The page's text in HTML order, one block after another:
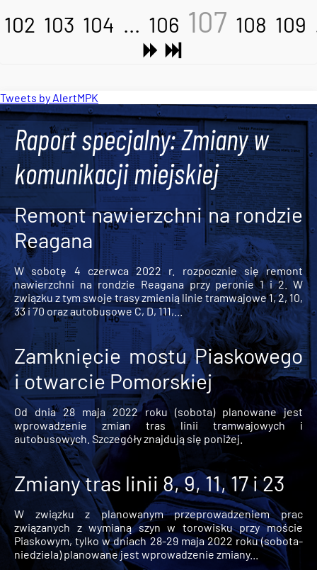
102 103 104 ... 106 107 108 109
Tweets by AlertMPK
Raport specjalny: Zmiany w
komunikacji miejskiej
Remont nawierzchni na rondzie
Reagana
W sobotę 4 czerwca 2022 r. rozpocznie się remont
nawierzchni na rondzie Reagana przy peronie 1 i 2. W
związku z tym swoje trasy zmienią linie tramwajowe 1, 2, 10,
33 i 70 oraz autobusowe C, D, 111,...
Zamknięcie mostu Piaskowego
i otwarcie Pomorskiej
Od dnia 28 maja 2022 roku (sobota) planowane jest
wprowadzenie zmian tras linii tramwajowych i
autobusowych. Szczegóły znajdują się poniżej.
Zmiany tras linii 8, 9, 11, 17 i 23
W związku z planowanym przeprowadzeniem prac
związanych z wymianą szyn w torowisku przy moście
Piaskowym, tylko w dniach 28-29 maja 2022 roku (sobota-
niedziela) planowane jest wprowadzenie zmiany...